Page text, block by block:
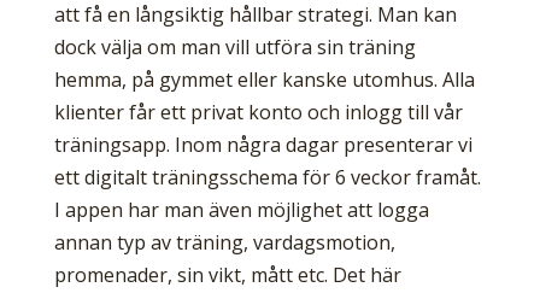
att få en långsiktig hållbar strategi. Man kan
dock välja om man vill utföra sin träning
hemma, på gymmet eller kanske utomhus. Alla
klienter får ett privat konto och inlogg till vår
träningsapp. Inom några dagar presenterar vi
ett digitalt träningsschema för 6 veckor framåt.
I appen har man även möjlighet att logga
annan typ av träning, vardagsmotion,
promenader, sin vikt, mått etc. Det här